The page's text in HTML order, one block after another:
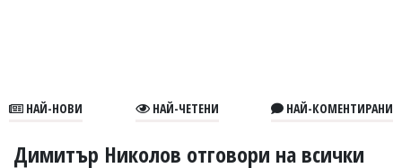
НАЙ-НОВИ НАЙ-ЧЕТЕНИ НАЙ-КОМЕНТИРАНИ
Димитър Николов отговори на всички